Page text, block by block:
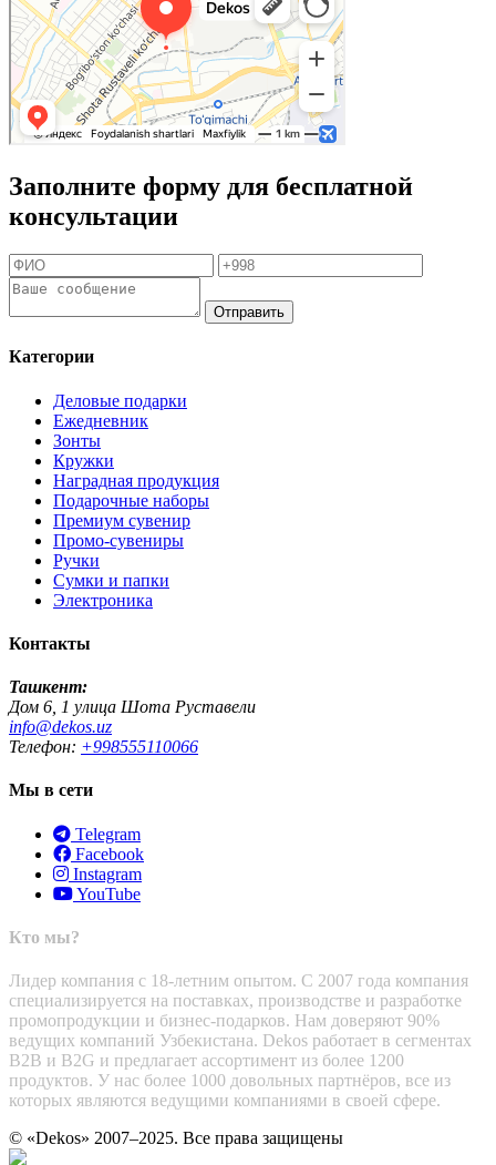
Заполните форму для бесплатной
консультации
Отправить
Категории
Деловые подарки
Ежедневник
Зонты
Кружки
Наградная продукция
Подарочные наборы
Премиум сувенир
Промо-сувениры
Ручки
Сумки и папки
Электроника
Контакты
Ташкент:
Дом 6, 1 улица Шота Руставели
info@dekos.uz
Телефон: +998555110066
Мы в сети
Telegram
Facebook
Instagram
YouTube
Кто мы?
Лидер компания с 18-летним опытом. С 2007 года компания
специализируется на поставках, производстве и разработке
промопродукции и бизнес-подарков. Нам доверяют 90%
ведущих компаний Узбекистана. Dekos работает в сегментах
B2B и B2G и предлагает ассортимент из более 1200
продуктов. У нас более 1000 довольных партнёров, все из
которых являются ведущими компаниями в своей сфере.
© «Dekos» 2007–2025. Все права защищены